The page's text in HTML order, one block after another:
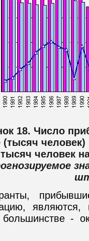
18. Число
(тысяч
тысяч человек
-